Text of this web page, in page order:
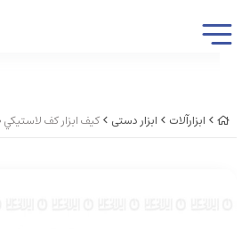
ابزارآلات ابزار دستی کيف ابزار کف لاستيکي 30سانتی آروا مدل 4507